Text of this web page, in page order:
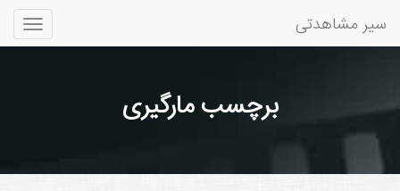
سیر مشاهدتی
برچسب مارگیری